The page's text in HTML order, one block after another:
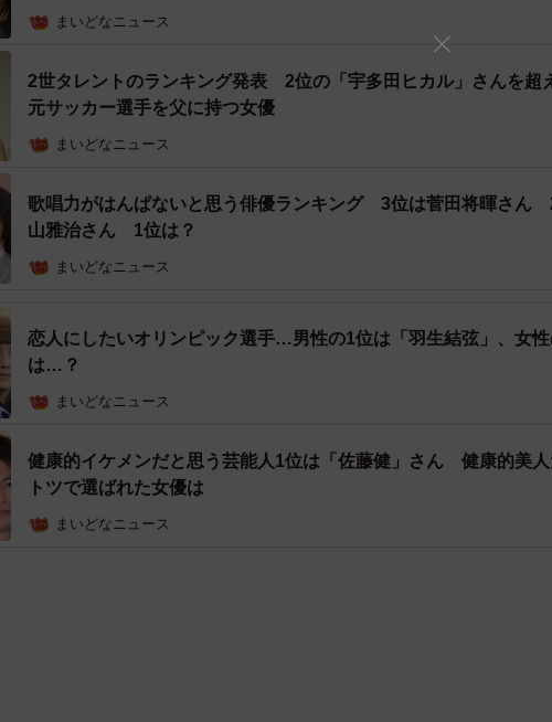
ラマ『元彼の遺言状』（フジテレビ系）の放送が予定されています
」で二度にわたって優秀主演女優賞を受賞するなど、数々の賞に輝い
は、大河ドラマで夫婦役を演じた長谷川博己と久しぶりの共演となる
ん』の公開も控えているそうです。
】
ドルとして芸能活動を始め、2008年に映画『GOTH』のヒロイン役
特撮ドラマ『侍戦隊シンケンジャー』（テレビ朝日系）でシンケン
れました。2013年に連続ドラマ初主演を果たすなど活躍し、2014年
花子とアン』（NHK）でヒロインの友人・醍醐亜矢子を演じて話題
開予定の日英合作映画『Cottontail』への出演も決定しているそうで
希】
ージカル『プレイバックpart2～屋上の天使』のオーディションで主
歳で女優デビュー。2016年に連続テレビ小説『とと姉ちゃん』（
てきされると、以降も数々の話題作に出演し、2022年1月にはドラマ
まいどなニュース
2世タレントのランキング発表 2位の「宇多田ヒカル」さんを超
元サッカー選手を父に持つ女優
まいどなニュース
歌唱力がはんぱないと思う俳優ランキング 3位は菅田将暉さん
山雅治さん 1位は？
まいどなニュース
恋人にしたいオリンピック選手…男性の1位は「羽生結弦」、女
は…？
まいどなニュース
健康的イケメンだと思う芸能人1位は「佐藤健」さん 健康的美人
トツで選ばれた女優は
まいどなニュース